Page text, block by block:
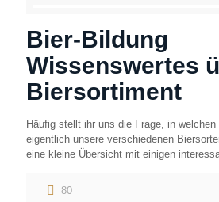
Bier-Bildung
Wissenswertes
Biersortiment
Häufig stellt ihr uns die Frage, in
eigentlich unsere verschiedenen
eine kleine Übersicht mit einigen
80